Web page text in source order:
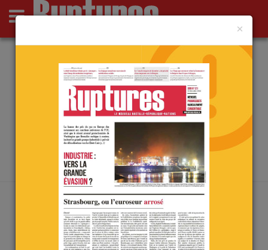
Actus Opinions
Point de Ruptures
Culture
Deutsch
ARCHIVES PAR MOT-CLÉ :ERDOGAN
Accueil/erdogan
×